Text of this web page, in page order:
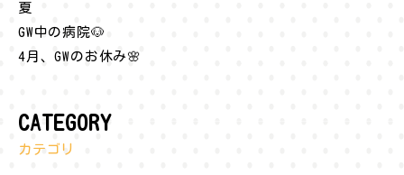
夏
GW中の病院🐶
4月、GWのお休み🌸
CATEGORY
カテゴリ